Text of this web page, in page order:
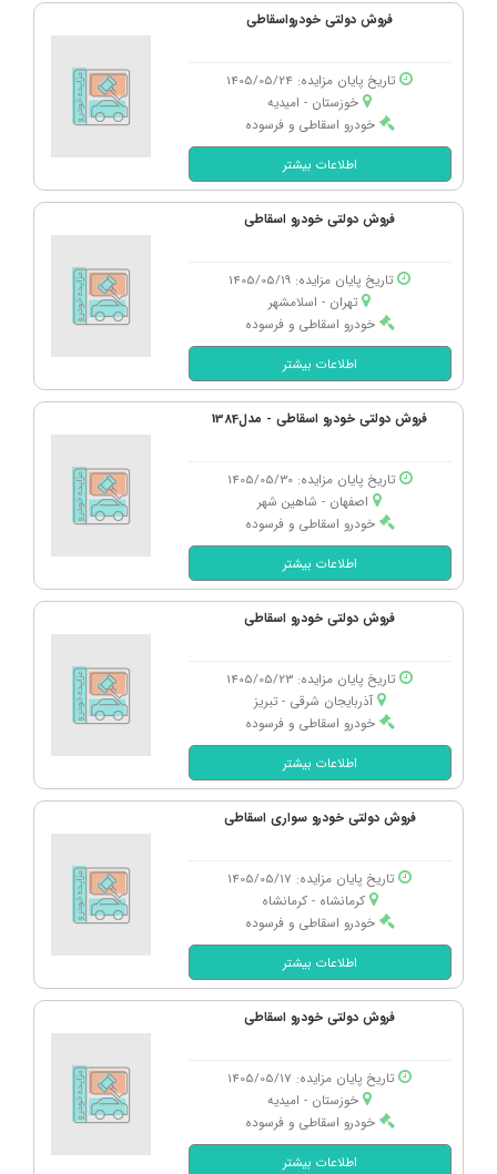
فروش دولتی خودرواسقاطی
تاریخ پایان مزایده: 1405/05/24
خوزستان - امیدیه
خودرو اسقاطی و فرسوده
اطلاعات بیشتر
فروش دولتی خودرو اسقاطی
تاریخ پایان مزایده: 1405/05/19
تهران - اسلامشهر
خودرو اسقاطی و فرسوده
اطلاعات بیشتر
فروش دولتی خودرو اسقاطی - مدل1384
تاریخ پایان مزایده: 1405/05/30
اصفهان - شاهین شهر
خودرو اسقاطی و فرسوده
اطلاعات بیشتر
فروش دولتی خودرو اسقاطی
تاریخ پایان مزایده: 1405/05/23
آذربایجان شرقی - تبریز
خودرو اسقاطی و فرسوده
اطلاعات بیشتر
فروش دولتی خودرو سواری اسقاطی
تاریخ پایان مزایده: 1405/05/17
کرمانشاه - كرمانشاه
خودرو اسقاطی و فرسوده
اطلاعات بیشتر
فروش دولتی خودرو اسقاطی
تاریخ پایان مزایده: 1405/05/17
خوزستان - امیدیه
خودرو اسقاطی و فرسوده
اطلاعات بیشتر